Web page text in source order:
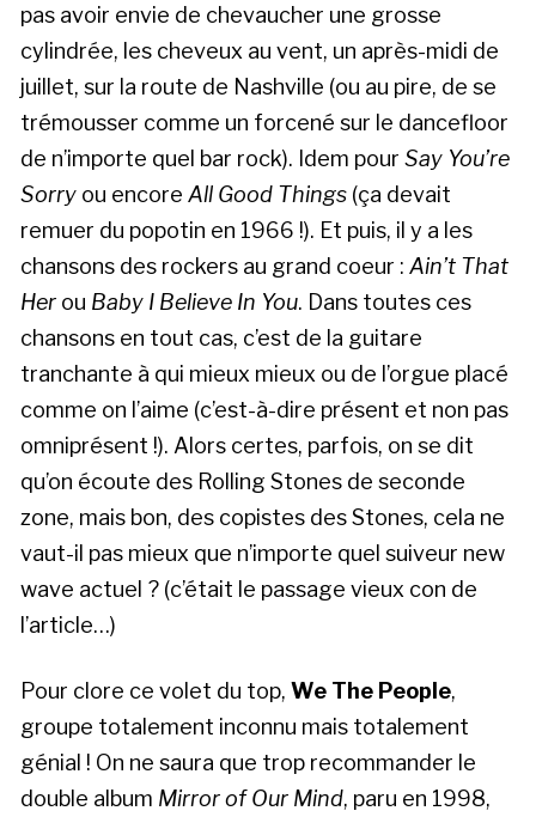
pas avoir envie de chevaucher une grosse
cylindrée, les cheveux au vent, un après-midi de
juillet, sur la route de Nashville (ou au pire, de se
trémousser comme un forcené sur le dancefloor
de n’importe quel bar rock). Idem pour Say You’re
Sorry ou encore All Good Things (ça devait
remuer du popotin en 1966 !). Et puis, il y a les
chansons des rockers au grand coeur : Ain’t That
Her ou Baby I Believe In You. Dans toutes ces
chansons en tout cas, c’est de la guitare
tranchante à qui mieux mieux ou de l’orgue placé
comme on l’aime (c’est-à-dire présent et non pas
omniprésent !). Alors certes, parfois, on se dit
qu’on écoute des Rolling Stones de seconde
zone, mais bon, des copistes des Stones, cela ne
vaut-il pas mieux que n’importe quel suiveur new
wave actuel ? (c’était le passage vieux con de
l’article…)
Pour clore ce volet du top, We The People,
groupe totalement inconnu mais totalement
génial ! On ne saura que trop recommander le
double album Mirror of Our Mind, paru en 1998,